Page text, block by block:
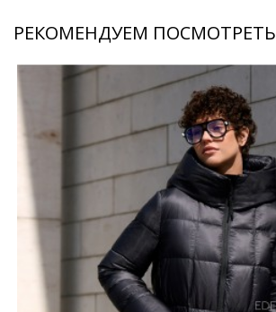
РЕКОМЕНДУЕМ ПОСМОТРЕТЬ